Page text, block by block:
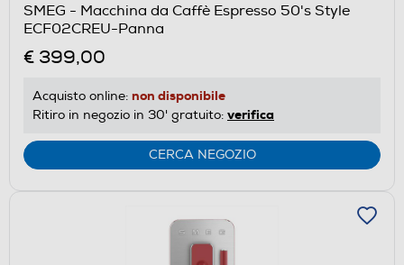
SMEG - Macchina da Caffè Espresso 50's Style
ECF02CREU-Panna
€ 399,00
Acquisto online: non disponibile
Ritiro in negozio in 30' gratuito: verifica
CERCA NEGOZIO